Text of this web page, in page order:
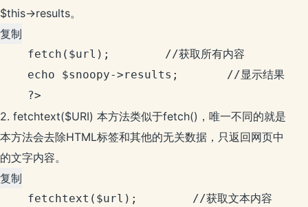
$this->results。
复制
fetch($url);        //获取所有内容
2. fetchtext($URI) 本方法类似于fetch()，唯一不同的就是
本方法会去除HTML标签和其他的无关数据，只返回网页中
的文字内容。
复制
fetchtext($url);        //获取文本内容